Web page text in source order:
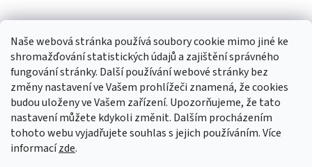
Naše webová stránka používá soubory cookie mimo jiné ke
shromažďování statistických údajů a zajištění správného
fungování stránky. Další používání webové stránky bez
změny nastavení ve Vašem prohlížeči znamená, že cookies
budou uloženy ve Vašem zařízení. Upozorňujeme, že tato
nastavení můžete kdykoli změnit. Dalším procházením
tohoto webu vyjadřujete souhlas s jejich používáním. Více
informacízde.
TIk Tok Instagram Facebook